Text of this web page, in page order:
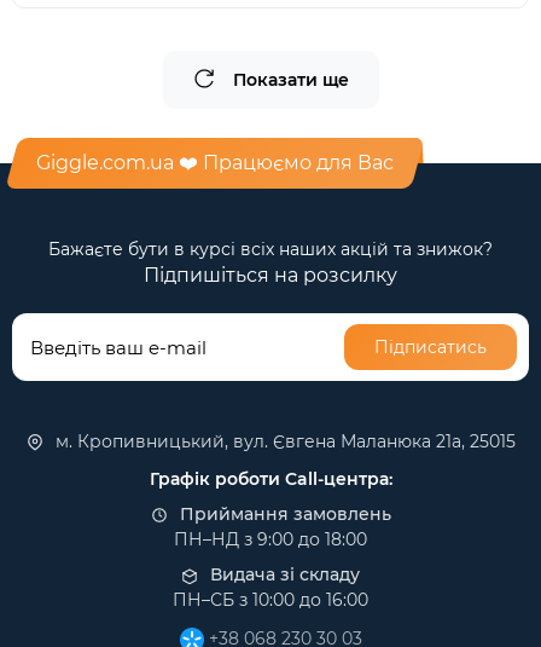
Показати ще
Giggle.com.ua ❤️ Працюємо для Вас
Бажаєте бути в курсі всіх наших акцій та знижок?
Підпишіться на розсилку
Підписатись
м. Кропивницький, вул. Євгена Маланюка 21а, 25015
Графік роботи Call-центра:
Приймання замовлень
ПН–НД з 9:00 до 18:00
Видача зі складу
ПН–СБ з 10:00 до 16:00
+38 068 230 30 03